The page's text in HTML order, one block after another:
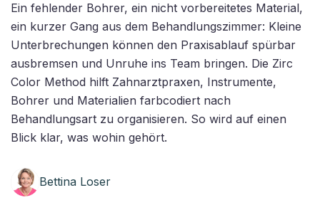
Ein fehlender Bohrer, ein nicht vorbereitetes Material,
ein kurzer Gang aus dem Behandlungszimmer: Kleine
Unterbrechungen können den Praxisablauf spürbar
ausbremsen und Unruhe ins Team bringen. Die Zirc
Color Method hilft Zahnarztpraxen, Instrumente,
Bohrer und Materialien farbcodiert nach
Behandlungsart zu organisieren. So wird auf einen
Blick klar, was wohin gehört.
Bettina Loser